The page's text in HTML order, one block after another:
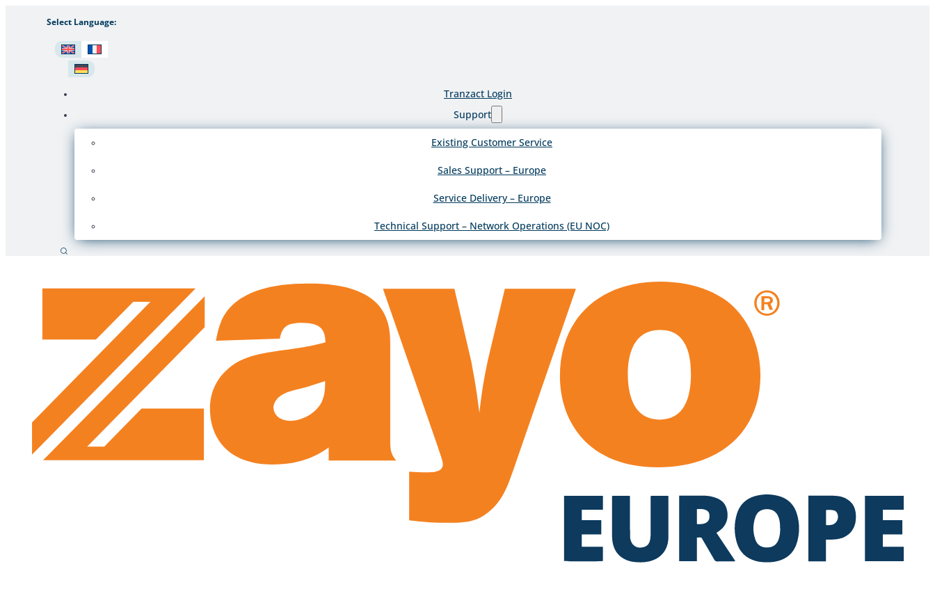
Select Language:
Tranzact Login
Support
Existing Customer Service
Sales Support – Europe
Service Delivery – Europe
Technical Support – Network Operations (EU NOC)
Recherche